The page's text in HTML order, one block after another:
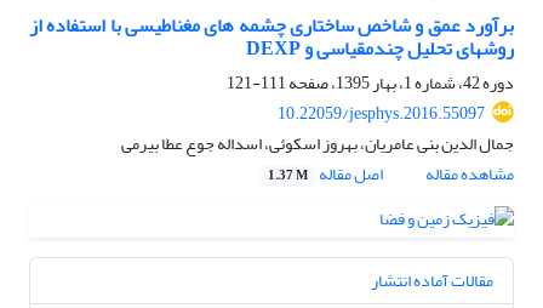
برآورد عمق و شاخص ساختاری چشمه‏ های مغناطیسی با استفاده از
روش‏های تحلیل چندمقیاسی و DEXP
دوره 42، شماره 1، بهار 1395، صفحه
111-121
10.22059/jesphys.2016.55097
جمال الدین بنی عامریان، بهروز اسکوئی، اسداله جوع عطا بیرمی
مشاهده مقاله
اصل مقاله 1.37 M
مقالات آماده انتشار